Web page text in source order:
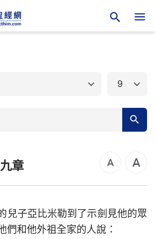
歷代志下
尼希米記
9
章
兒子亞比米勒到了示劍見他的眾
們和他外祖全家的人說：